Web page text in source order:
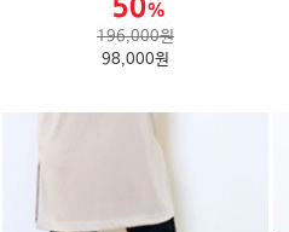
196,000원
98,000원